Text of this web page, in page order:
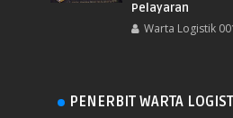
Pelayaran
Warta Logistik
PENERBIT WARTA